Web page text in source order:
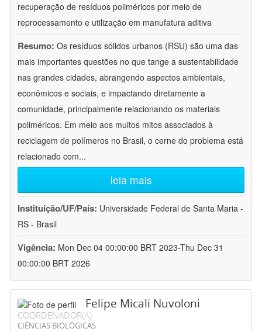
recuperação de resíduos poliméricos por meio de
reprocessamento e utilização em manufatura aditiva
Resumo: Os resíduos sólidos urbanos (RSU) são uma das
mais importantes questões no que tange a sustentabilidade
nas grandes cidades, abrangendo aspectos ambientais,
econômicos e sociais, e impactando diretamente a
comunidade, principalmente relacionando os materiais
poliméricos. Em meio aos muitos mitos associados à
reciclagem de polímeros no Brasil, o cerne do problema está
relacionado com...
leia mais
Instituição/UF/País: Universidade Federal de Santa Maria -
RS - Brasil
Vigência: Mon Dec 04 00:00:00 BRT 2023-Thu Dec 31
00:00:00 BRT 2026
Felipe Micali Nuvoloni
COORDENADOR(A)
CIÊNCIAS BIOLÓGICAS